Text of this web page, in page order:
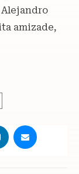
amizade,